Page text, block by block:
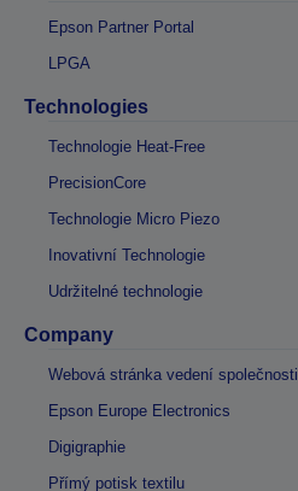
Epson Partner Portal
LPGA
Technologies
Technologie Heat-Free
PrecisionCore
Technologie Micro Piezo
Inovativní Technologie
Udržitelné technologie
Company
Webová stránka vedení společnosti
Epson Europe Electronics
Digigraphie
Přímý potisk textilu